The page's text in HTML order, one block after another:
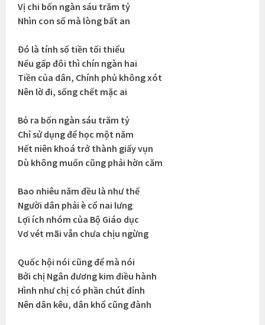
Vị chi bốn ngàn sáu trăm tỷ
Nhìn con số mà lòng bất an
Đó là tính số tiền tối thiểu
Nếu gấp đôi thì chín ngàn hai
Tiền của dân, Chính phủ không xót
Nên lờ đi, sống chết mặc ai
Bỏ ra bốn ngàn sáu trăm tỷ
Chỉ sử dụng để học một năm
Hết niên khoá trở thành giấy vụn
Dù không muốn cũng phải hờn căm
Bao nhiêu năm đều là như thế
Người dân phải è cổ nai lưng
Lợi ích nhóm của Bộ Giáo dục
Vơ vét mãi vẫn chưa chịu ngừng
Quốc hội nói cũng để mà nói
Bởi chị Ngân đương kim điều hành
Hình như chị có phần chút đỉnh
Nên dân kêu, dân khổ cũng đành